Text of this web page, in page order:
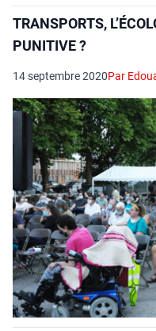
TRANSPORTS,
PUNITIVE ?
14 septembre 2020Par